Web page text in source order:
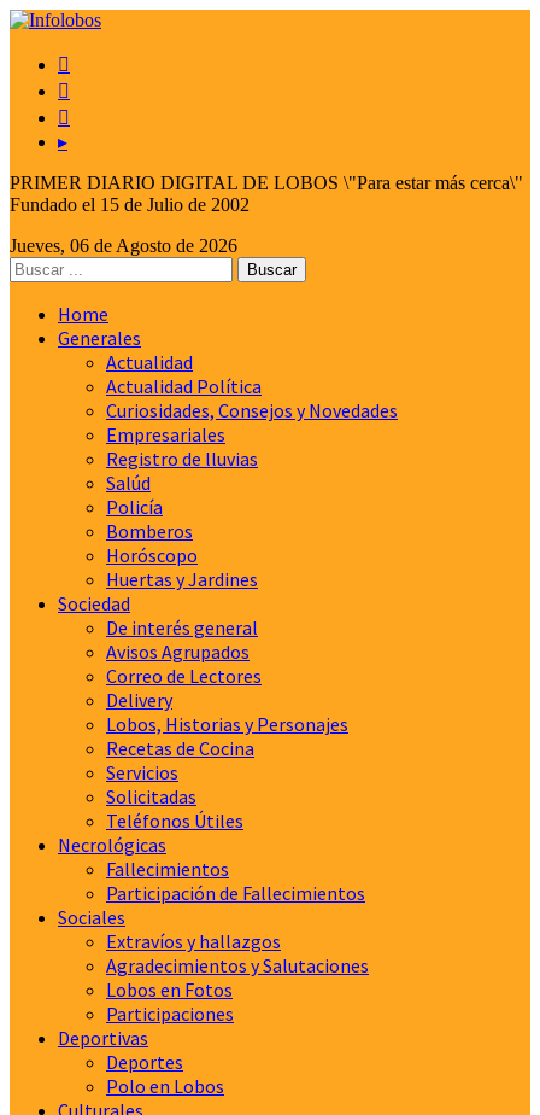



▸
PRIMER DIARIO DIGITAL DE LOBOS \"Para estar más cerca\"
Fundado el 15 de Julio de 2002
Jueves, 06 de Agosto de 2026
Home
Generales
Actualidad
Actualidad Política
Curiosidades, Consejos y Novedades
Empresariales
Registro de lluvias
Salúd
Policía
Bomberos
Horóscopo
Huertas y Jardines
Sociedad
De interés general
Avisos Agrupados
Correo de Lectores
Delivery
Lobos, Historias y Personajes
Recetas de Cocina
Servicios
Solicitadas
Teléfonos Útiles
Necrológicas
Fallecimientos
Participación de Fallecimientos
Sociales
Extravíos y hallazgos
Agradecimientos y Salutaciones
Lobos en Fotos
Participaciones
Deportivas
Deportes
Polo en Lobos
Culturales